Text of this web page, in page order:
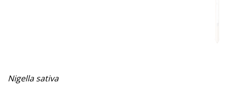
Nigella sativa